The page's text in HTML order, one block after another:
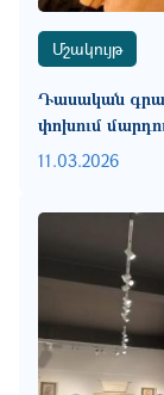
Մշակույթ
Դասական
փոխում
11.03.2026